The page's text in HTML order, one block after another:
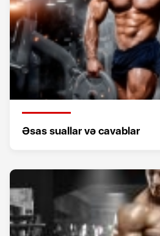
Əsas suallar və cavablar